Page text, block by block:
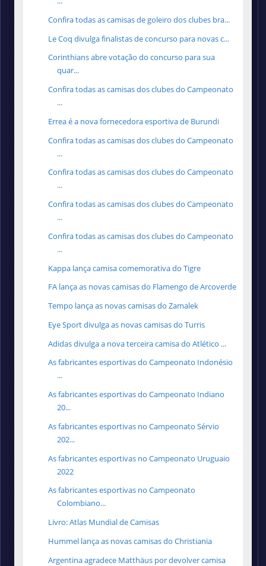
Confira todas as camisas de goleiro dos clubes bra...
Le Coq divulga finalistas de concurso para novas c...
Corinthians abre votação do concurso para sua
quar...
Confira todas as camisas dos clubes do Campeonato
...
Errea é a nova fornecedora esportiva de Burundi
Confira todas as camisas dos clubes do Campeonato
...
Confira todas as camisas dos clubes do Campeonato
...
Confira todas as camisas dos clubes do Campeonato
...
Confira todas as camisas dos clubes do Campeonato
...
Kappa lança camisa comemorativa do Tigre
FA lança as novas camisas do Flamengo de Arcoverde
Tempo lança as novas camisas do Zamalek
Eye Sport divulga as novas camisas do Turris
Adidas divulga a nova terceira camisa do Atlético ...
As fabricantes esportivas do Campeonato Indonésio
...
As fabricantes esportivas do Campeonato Indiano
20...
As fabricantes esportivas no Campeonato Sérvio
202...
As fabricantes esportivas no Campeonato Uruguaio
2022
As fabricantes esportivas no Campeonato
Colombiano...
Livro: Atlas Mundial de Camisas
Hummel lança as novas camisas do Christiania
Argentina agradece Matthäus por devolver camisa